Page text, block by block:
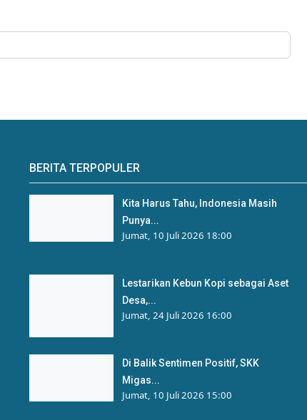
BERITA TERPOPULER
Kita Harus Tahu, Indonesia Masih
Punya...
Jumat, 10 Juli 2026 18:00
Lestarikan Kebun Kopi sebagai Aset
Desa,...
Jumat, 24 Juli 2026 16:00
Di Balik Sentimen Positif, SKK
Migas...
Jumat, 10 Juli 2026 15:00